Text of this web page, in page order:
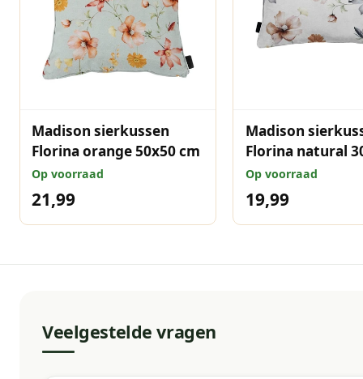
Madison sierkussen
Florina orange 50x50 cm
Op voorraad
21,99
Madison
Florina natural
Op voorraad
19,99
Veelgestelde vragen